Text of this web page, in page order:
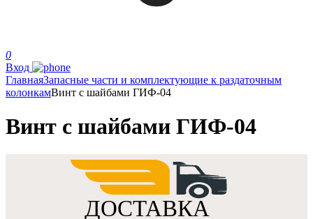
0
Вход
ГлавнаяЗапасные части и комплектующие к раздаточным
колонкамВинт с шайбами ГИФ-04
Винт с шайбами ГИФ-04